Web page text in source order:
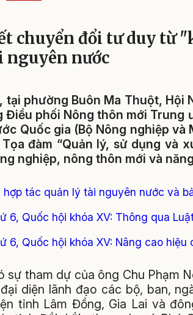
chuyển đổi tư duy từ
nguyên nước
tại phường Buôn Ma Thuột,
Điều phối Nông thôn mới Trung
Quốc gia (Bộ Nông nghiệp
đàm “Quản lý, sử dụng và
nghiệp, nông thôn mới và
hợp tác quản lý tài nguyên nước và
6, Quốc hội khóa XV: Thông qua
6, Quốc hội khóa XV: Nâng cao
sự tham dự của ông Chu Phạm
diện lãnh đạo các bộ, ban,
tỉnh Lâm Đồng, Gia Lai và